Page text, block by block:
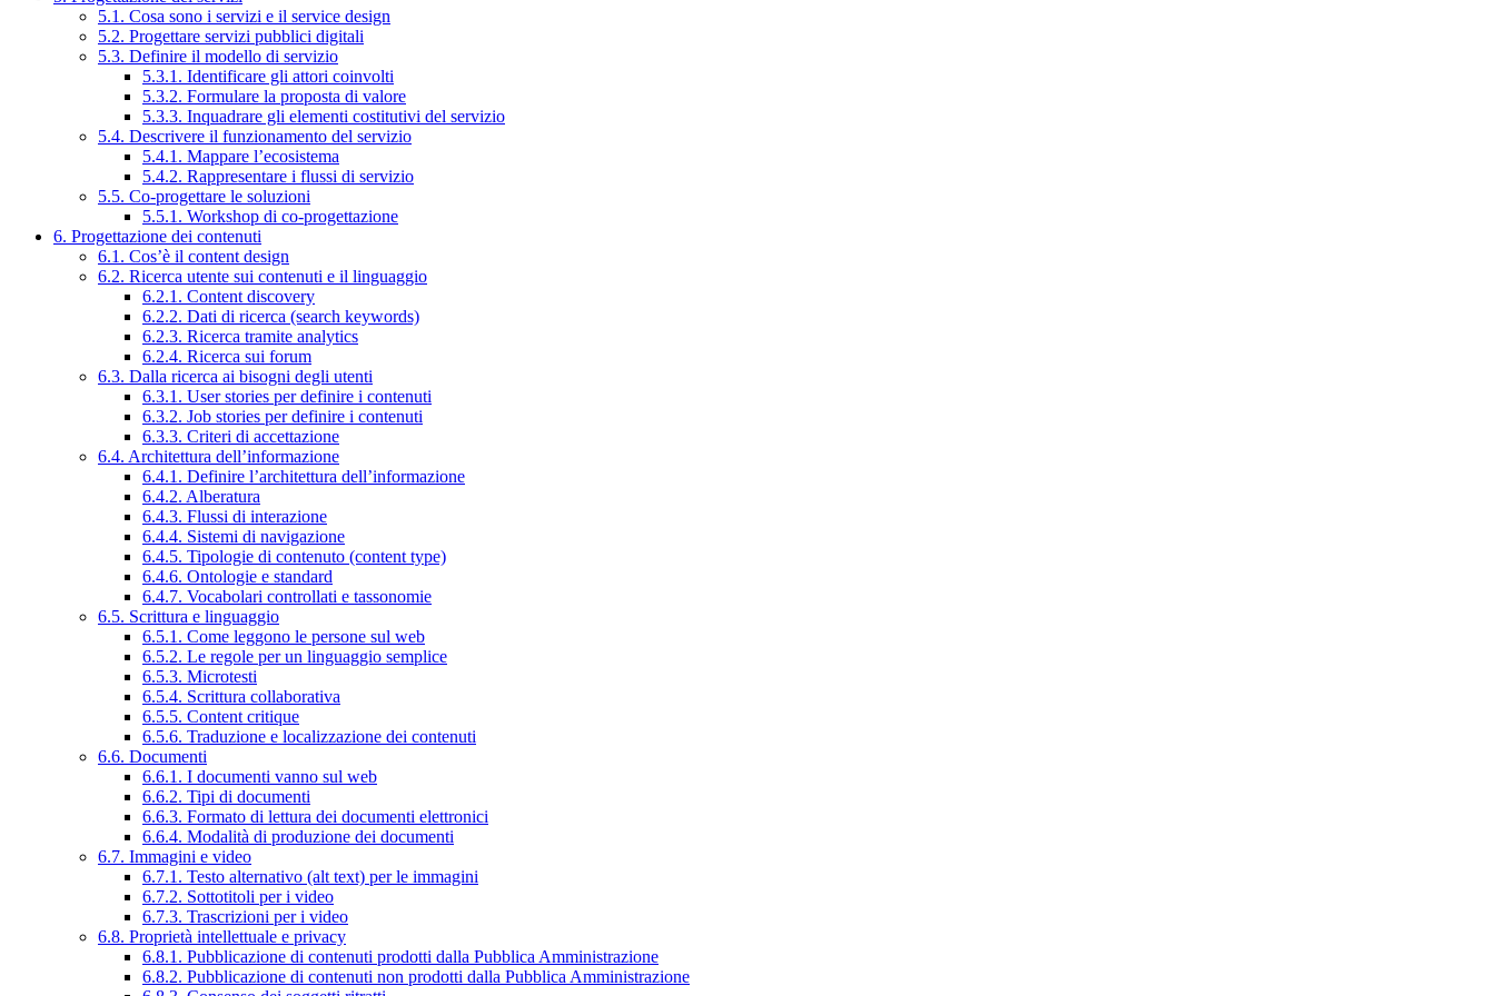
5.1. Cosa sono i servizi e il service design
5.2. Progettare servizi pubblici digitali
5.3. Definire il modello di servizio
5.3.1. Identificare gli attori coinvolti
5.3.2. Formulare la proposta di valore
5.3.3. Inquadrare gli elementi costitutivi del servizio
5.4. Descrivere il funzionamento del servizio
5.4.1. Mappare l’ecosistema
5.4.2. Rappresentare i flussi di servizio
5.5. Co-progettare le soluzioni
5.5.1. Workshop di co-progettazione
6. Progettazione dei contenuti
6.1. Cos’è il content design
6.2. Ricerca utente sui contenuti e il linguaggio
6.2.1. Content discovery
6.2.2. Dati di ricerca (search keywords)
6.2.3. Ricerca tramite analytics
6.2.4. Ricerca sui forum
6.3. Dalla ricerca ai bisogni degli utenti
6.3.1. User stories per definire i contenuti
6.3.2. Job stories per definire i contenuti
6.3.3. Criteri di accettazione
6.4. Architettura dell’informazione
6.4.1. Definire l’architettura dell’informazione
6.4.2. Alberatura
6.4.3. Flussi di interazione
6.4.4. Sistemi di navigazione
6.4.5. Tipologie di contenuto (content type)
6.4.6. Ontologie e standard
6.4.7. Vocabolari controllati e tassonomie
6.5. Scrittura e linguaggio
6.5.1. Come leggono le persone sul web
6.5.2. Le regole per un linguaggio semplice
6.5.3. Microtesti
6.5.4. Scrittura collaborativa
6.5.5. Content critique
6.5.6. Traduzione e localizzazione dei contenuti
6.6. Documenti
6.6.1. I documenti vanno sul web
6.6.2. Tipi di documenti
6.6.3. Formato di lettura dei documenti elettronici
6.6.4. Modalità di produzione dei documenti
6.7. Immagini e video
6.7.1. Testo alternativo (alt text) per le immagini
6.7.2. Sottotitoli per i video
6.7.3. Trascrizioni per i video
6.8. Proprietà intellettuale e privacy
6.8.1. Pubblicazione di contenuti prodotti dalla Pubblica Amministrazione
6.8.2. Pubblicazione di contenuti non prodotti dalla Pubblica Amministrazione